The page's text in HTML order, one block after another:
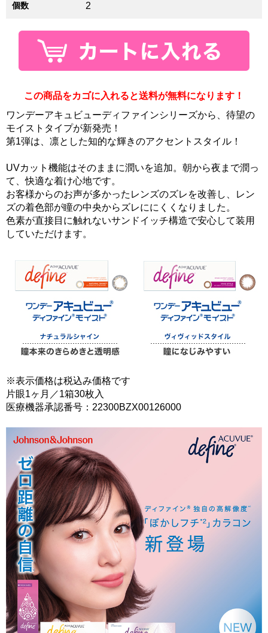
個数 2
この商品をカゴに入れると送料が無料になります！
ワンデーアキュビューディファインシリーズから、待望の
モイストタイプが新発売！
第1弾は、凛とした知的な輝きのアクセントスタイル！
UVカット機能はそのままに潤いを追加。朝から夜まで潤っ
て、快適な着け心地です。
お客様からのお声が多かったレンズのズレを改善し、レン
ズの着色部が瞳の中央からズレににくくなりました。
色素が直接目に触れないサンドイッチ構造で安心して装用
していただけます。
※表示価格は税込み価格です
片眼1ヶ月／1箱30枚入
医療機器承認番号：22300BZX00126000